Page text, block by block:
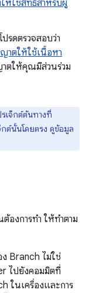
ห้ใช้สิทธิสำหรับผู้
รดตรวจสอบว่า
าตให้ใช้เนื้อหา
ตให้คุณมีส่วนร่วม
เจ็กต์ต้นทางที่
ต์นั้นโดยตรง ดูข้อมูล
องการทํา ให้ทําตาม
Branch ไม่ใช่
ไปยังคอมมิตที่
ในเครื่องและการ